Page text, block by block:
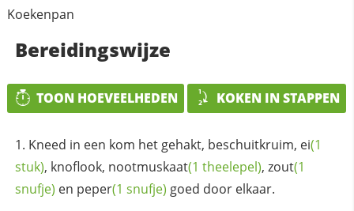
Koekenpan
Bereidingswijze
TOON HOEVEELHEDEN KOKEN IN STAPPEN
Kneed in een kom het gehakt, beschuitkruim, ei(1
stuk), knoflook, nootmuskaat(1 theelepel), zout(1
snufje) en peper(1 snufje) goed door elkaar.